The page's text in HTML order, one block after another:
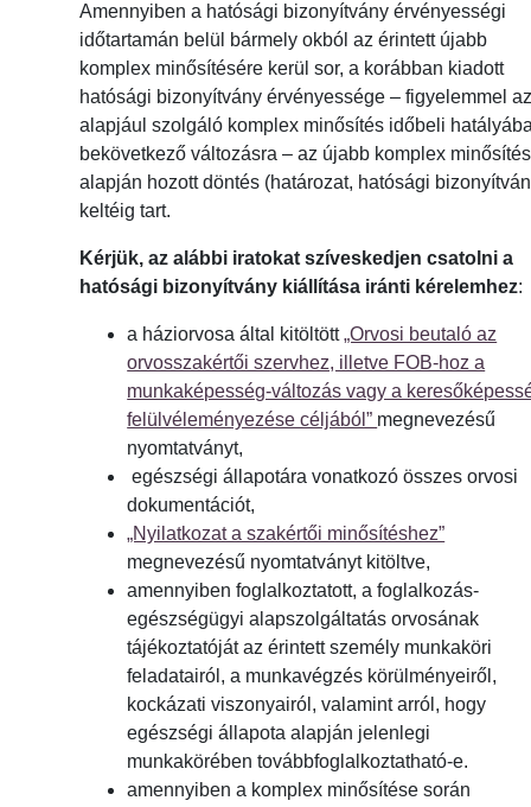
Amennyiben a hatósági bizonyítvány érvényességi
időtartamán belül bármely okból az érintett újabb
komplex minősítésére kerül sor, a korábban kiadott
hatósági bizonyítvány érvényessége – figyelemmel
alapjául szolgáló komplex minősítés időbeli
bekövetkező változásra – az újabb komplex minősítés
alapján hozott döntés (határozat, hatósági
keltéig tart.
Kérjük, az alábbi iratokat szíveskedjen csatolni a
hatósági bizonyítvány kiállítása iránti kérelemhez:
a háziorvosa által kitöltött„Orvosi beutaló az
orvosszakértői szervhez, illetve FOB-hoz a
munkaképesség-változás vagy a
felülvéleményezése céljából” megnevezésű
nyomtatványt,
egészségi állapotára vonatkozó összes orvosi
dokumentációt,
„Nyilatkozat a szakértői minősítéshez”
megnevezésű nyomtatványt kitöltve,
amennyiben foglalkoztatott, a foglalkozás-
egészségügyi alapszolgáltatás orvosának
tájékoztatóját az érintett személy munkaköri
feladatairól, a munkavégzés körülményeiről,
kockázati viszonyairól, valamint arról, hogy
egészségi állapota alapján jelenlegi
munkakörében továbbfoglalkoztatható-e.
amennyiben a komplex minősítése során